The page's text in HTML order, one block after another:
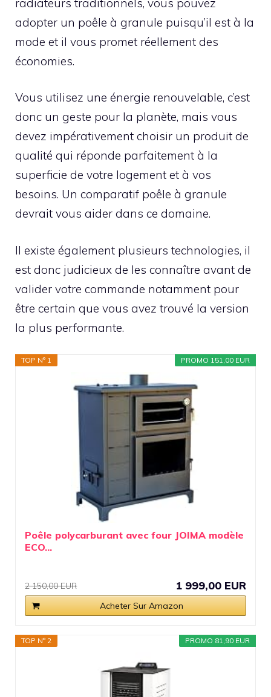
adopter un poêle à granule puisqu’il est à la
mode et il vous promet réellement des
économies.
Vous utilisez une énergie renouvelable, c’est
donc un geste pour la planète, mais vous
devez impérativement choisir un produit de
qualité qui réponde parfaitement à la
superficie de votre logement et à vos
besoins. Un comparatif poêle à granule
devrait vous aider dans ce domaine.
Il existe également plusieurs technologies, il
est donc judicieux de les connaître avant de
valider votre commande notamment pour
être certain que vous avez trouvé la version
la plus performante.
PROMO 151,00 EUR
TOP N° 1
Poêle polycarburant avec four JOIMA modèle
ECO...
2 150,00 EUR 1 999,00 EUR
Acheter Sur Amazon
PROMO 81,90 EUR
TOP N° 2